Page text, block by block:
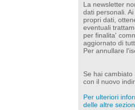
La newsletter
dati personali.
propri dati,
eventuali
per finalita'
aggiornato di
Per annullare
Se hai
con il nuovo
Per ulteriori
delle altre